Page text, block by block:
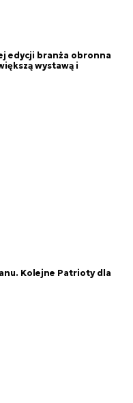
edycji branża obronna
wystawą i
Kolejne Patrioty dla